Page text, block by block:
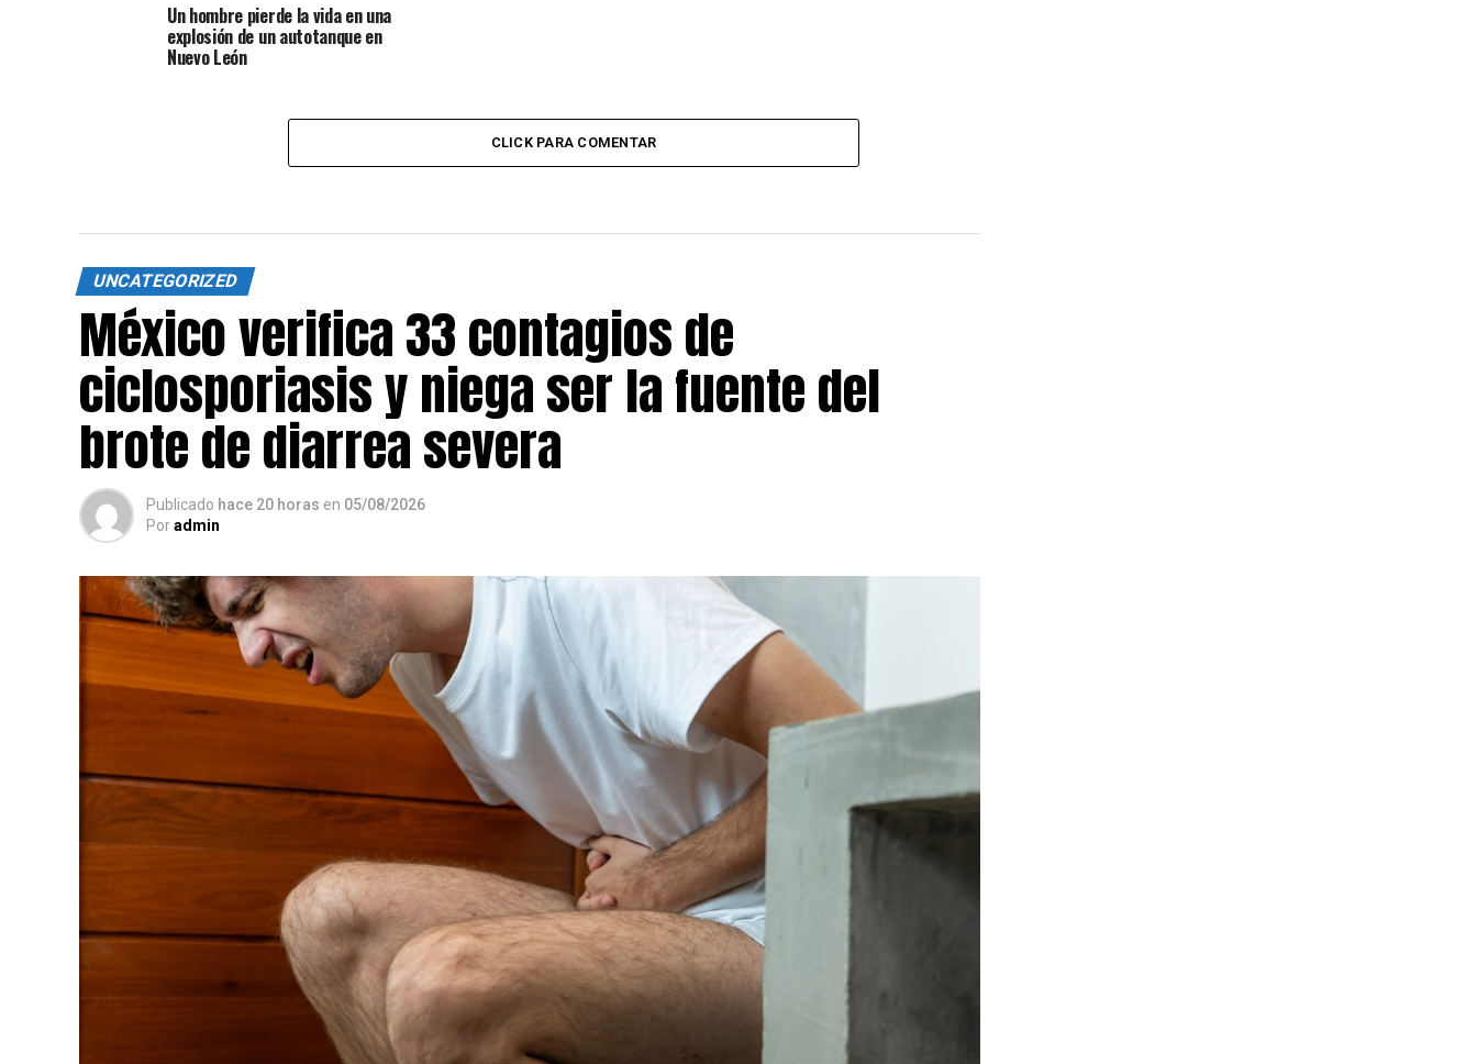
Un hombre pierde la vida en una
explosión de un autotanque en
Nuevo León
CLICK PARA COMENTAR
UNCATEGORIZED
México verifica 33 contagios de
ciclosporiasis y niega ser la fuente del
brote de diarrea severa
Publicado hace 20 horas en 05/08/2026
Poradmin